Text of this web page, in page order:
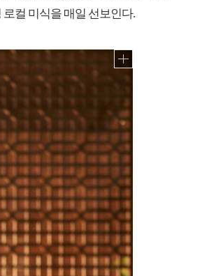
컬 미식을 매일 선보인다.